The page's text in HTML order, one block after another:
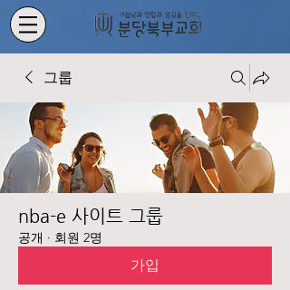
그룹
nba-e 사이트 그룹
공개 · 회원 2명
가입